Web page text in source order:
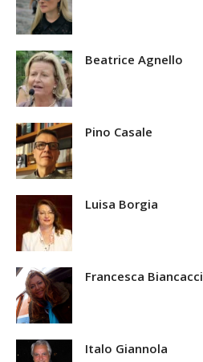
Beatrice Agnello
Pino Casale
Luisa Borgia
Francesca Biancacci
Italo Giannola